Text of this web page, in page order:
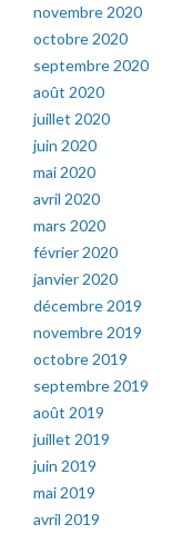
novembre 2020
octobre 2020
septembre 2020
août 2020
juillet 2020
juin 2020
mai 2020
avril 2020
mars 2020
février 2020
janvier 2020
décembre 2019
novembre 2019
octobre 2019
septembre 2019
août 2019
juillet 2019
juin 2019
mai 2019
avril 2019